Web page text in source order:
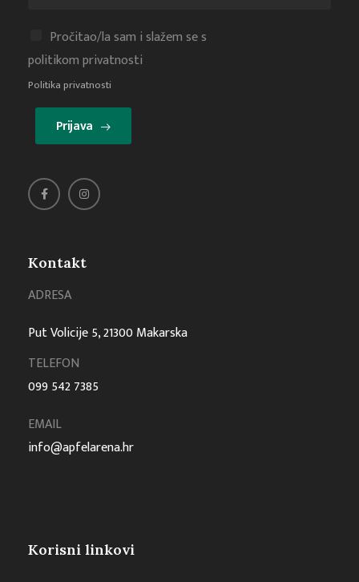
Kontakt
ADRESA
Put Volicije 5, 21300 Makarska
TELEFON
099 542 7385
EMAIL
info@apfelarena.hr
Korisni linkovi
Pročitao/la sam i slažem se s
politikom privatnosti
Politika privatnosti
Prijava